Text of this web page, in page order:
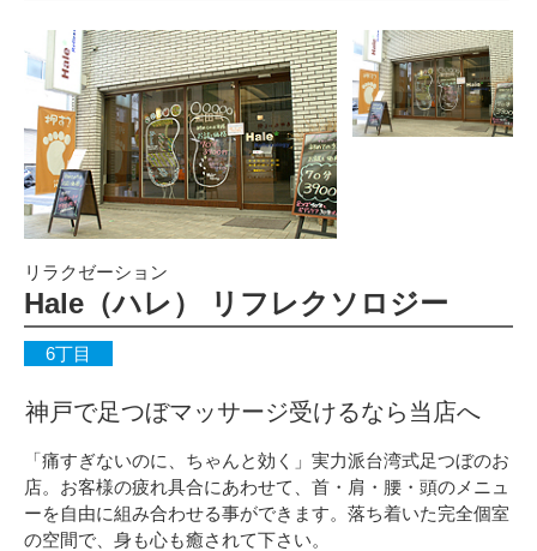
リラクゼーション
Hale（ハレ） リフレクソロジー
6丁目
神戸で足つぼマッサージ受けるなら当店へ
「痛すぎないのに、ちゃんと効く」実力派台湾式足つぼのお
店。お客様の疲れ具合にあわせて、首・肩・腰・頭のメニュ
ーを自由に組み合わせる事ができます。落ち着いた完全個室
の空間で、身も心も癒されて下さい。